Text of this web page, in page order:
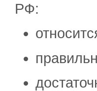
РФ: